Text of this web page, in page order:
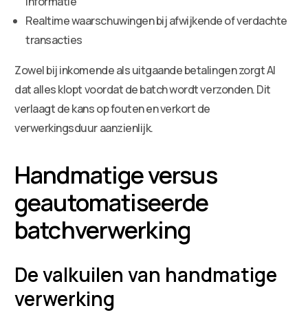
Realtime waarschuwingen bij afwijkende of verdachte
transacties
Zowel bij inkomende als uitgaande betalingen zorgt AI
dat alles klopt voordat de batch wordt verzonden. Dit
verlaagt de kans op fouten en verkort de
verwerkingsduur aanzienlijk.
Handmatige versus
geautomatiseerde
batchverwerking
De valkuilen van handmatige
verwerking